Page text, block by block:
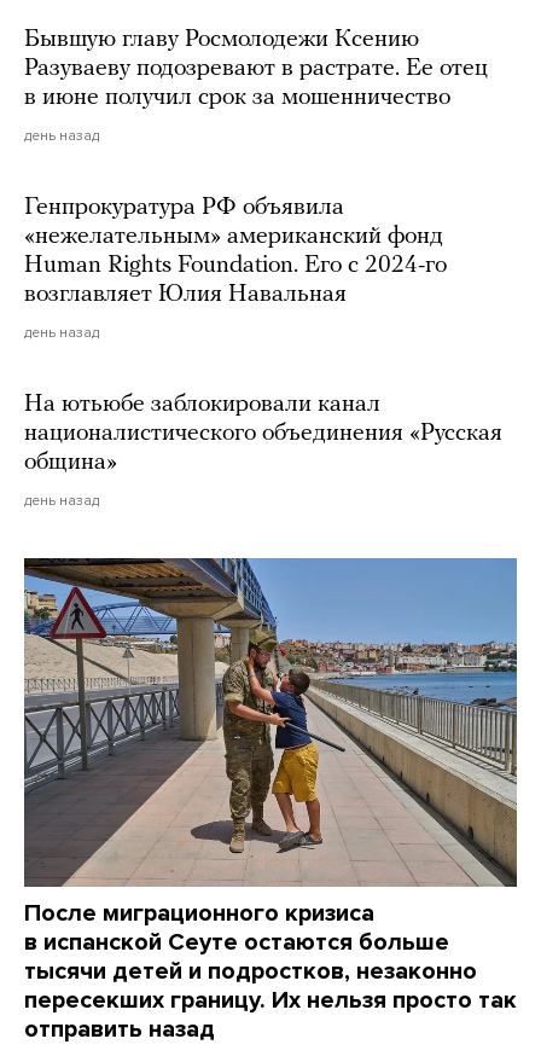
Бывшую главу Росмолодежи Ксению
Разуваеву подозревают в растрате. Ее отец
в июне получил срок за мошенничество
день назад
Генпрокуратура РФ объявила
«нежелательным» американский фонд
Human Rights Foundation. Его с 2024-го
возглавляет Юлия Навальная
день назад
На ютьюбе заблокировали канал
националистического объединения «Русская
община»
день назад
После миграционного кризиса
в испанской Сеуте остаются больше
тысячи детей и подростков, незаконно
пересекших границу. Их нельзя просто так
отправить назад